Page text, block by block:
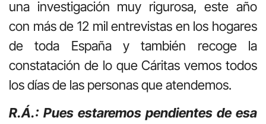
una investigación muy rigurosa, este año
con más de 12 mil entrevistas en los hogares
de toda España y también recoge la
constatación de lo que Cáritas vemos todos
los días de las personas que atendemos.
R.Á.: Pues estaremos pendientes de esa